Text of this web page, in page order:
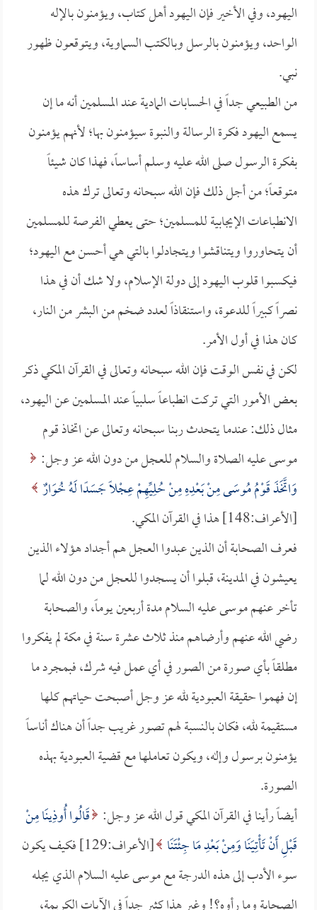
اليهود، وفي الأخير فإن اليهود أهل كتاب، ويؤمنون بالإله
الواحد، ويؤمنون بالرسل وبالكتب السماوية، ويتوقعون ظهور
نبي.
من الطبيعي جداً في الحسابات المادية عند المسلمين أنه ما إن
يسمع اليهود فكرة الرسالة والنبوة سيؤمنون بها؛ لأنهم يؤمنون
بفكرة الرسول صلى الله عليه وسلم أساساً، فهذا كان شيئاً
متوقعاً؛ من أجل ذلك فإن الله سبحانه وتعالى ترك هذه
الانطباعات الإيجابية للمسلمين؛ حتى يعطي الفرصة للمسلمين
أن يتحاوروا ويتناقشوا ويتجادلوا بالتي هي أحسن مع اليهود؛
فيكسبوا قلوب اليهود إلى دولة الإسلام، ولا شك أن في هذا
نصراً كبيراً للدعوة، واستنقاذاً لعدد ضخم من البشر من النار،
كان هذا في أول الأمر.
لكن في نفس الوقت فإن الله سبحانه وتعالى في القرآن المكي ذكر
بعض الأمور التي تركت انطباعاً سلبياً عند المسلمين عن اليهود،
مثال ذلك: عندما يتحدث ربنا سبحانه وتعالى عن اتخاذ قوم
موسى عليه الصلاة والسلام للعجل من دون الله عز وجل:
وَاتَّخَذَ قَوْمُ مُوسَى مِنْ بَعْدِهِ مِنْ حُلِيِّهِمْ عِجْلًا جَسَدًا لَهُ خُوَارٌ
[الأعراف:148] هذا في القرآن المكي.
فعرف الصحابة أن الذين عبدوا العجل هم أجداد هؤلاء الذين
يعيشون في المدينة، قبلوا أن يسجدوا للعجل من دون الله لما
تأخر عنهم موسى عليه السلام مدة أربعين يوماً، والصحابة
رضي الله عنهم وأرضاهم منذ ثلاث عشرة سنة في مكة لم يفكروا
مطلقاً بأي صورة من الصور في أي عمل فيه شرك، فبمجرد ما
إن فهموا حقيقة العبودية لله عز وجل أصبحت حياتهم كلها
مستقيمة لله، فكان بالنسبة لهم تصور غريب جداً أن هناك أناساً
يؤمنون برسول وإله، ويكون تعاملها مع قضية العبودية بهذه
الصورة.
أيضاً رأينا في القرآن المكي قول الله عز وجل: قَالُوا أُوذِينَا مِنْ
قَبْلِ أَنْ تَأْتِيَنَا وَمِنْ بَعْدِ مَا جِئْتَنَا
[الأعراف:129] فكيف يكون
سوء الأدب إلى هذه الدرجة مع موسى عليه السلام الذي يجله